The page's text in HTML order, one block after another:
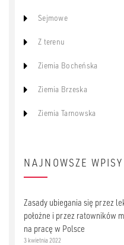
Sejmowe
Z terenu
Ziemia Bocheńska
Ziemia Brzeska
Ziemia Tarnowska
NAJNOWSZE WPISY
Zasady ubiegania się przez
położne i przez ratowników
na pracę w Polsce
3 kwietnia 2022